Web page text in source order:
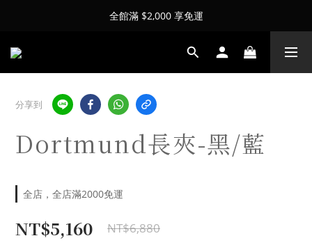
全館滿 $2,000 享免運
分享到
Dortmund長夾-黑/藍
全店，全店滿2000免運
NT$5,160 NT$6,880